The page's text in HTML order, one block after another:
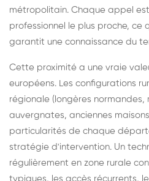
métropolitain. Chaque appel
professionnel le plus proche, ce
garantit une connaissance du
Cette proximité a une vraie
européens. Les configurations
régionale (longères normandes,
auvergnates, anciennes
particularités de chaque
stratégie d'intervention. Un
régulièrement en zone rurale
typiques, les accès récurrents,